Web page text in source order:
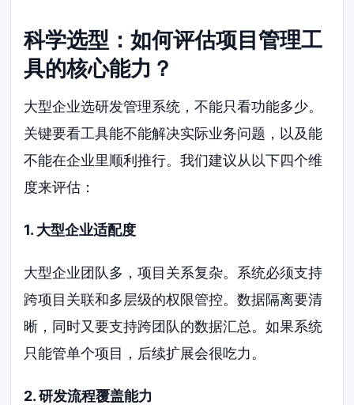
科学选型：如何评估项目管理工
具的核心能力？
大型企业选研发管理系统，不能只看功能多少。
关键要看工具能不能解决实际业务问题，以及能
不能在企业里顺利推行。我们建议从以下四个维
度来评估：
1. 大型企业适配度
大型企业团队多，项目关系复杂。系统必须支持
跨项目关联和多层级的权限管控。数据隔离要清
晰，同时又要支持跨团队的数据汇总。如果系统
只能管单个项目，后续扩展会很吃力。
2. 研发流程覆盖能力